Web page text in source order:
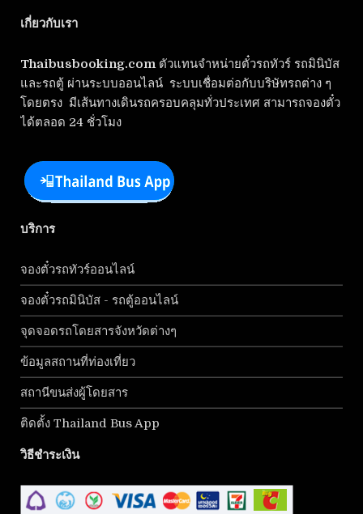
เกี่ยวกับเรา
Thaibusbooking.com ตัวแทนจำหน่ายตั๋วรถทัวร์ รถมินิบัส
และรถตู้ ผ่านระบบออนไลน์ ระบบเชื่อมต่อกับบริษัทรถต่าง ๆ
โดยตรง มีเส้นทางเดินรถครอบคลุมทั่วประเทศ สามารถจองตั๋ว
ได้ตลอด 24 ชั่วโมง
บริการ
จองตั๋วรถทัวร์ออนไลน์
จองตั๋วรถมินิบัส - รถตู้ออนไลน์
จุดจอดรถโดยสารจังหวัดต่างๆ
ข้อมูลสถานที่ท่องเที่ยว
สถานีขนส่งผู้โดยสาร
ติดตั้ง Thailand Bus App
วิธีชำระเงิน